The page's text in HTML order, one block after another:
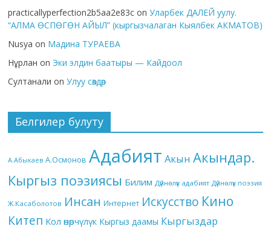
practicallyperfection2b5aa2e83c onУларбек ДАЛЕЙ уулу.
“АЛМА ӨСПӨГӨН АЙЫЛ” (кыргызчалаган Кыялбек АКМАТОВ)
Nusya on Мадина ТУРАЕВА
Нұрлан on Эки элдин баатыры — Кайдоол
Султанали onУлуу сөздөр
Белгилер булуту
А.Абыкаев А.Осмонов Адабият Акын Акындар.
Кыргыз поэзиясы Билим Дүйнөлүк адабият Дүйнөлүк поэзия
Ж.Касаболотов Инсан Интернет Искусство Кино
Китеп Кол өнөрчүлүк Кыргыз даамы Кыргыздар